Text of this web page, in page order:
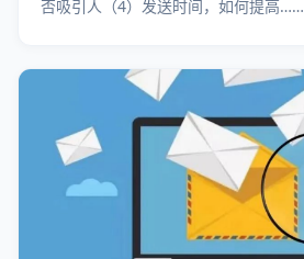
否吸引人（4）发送时间，如何提高……